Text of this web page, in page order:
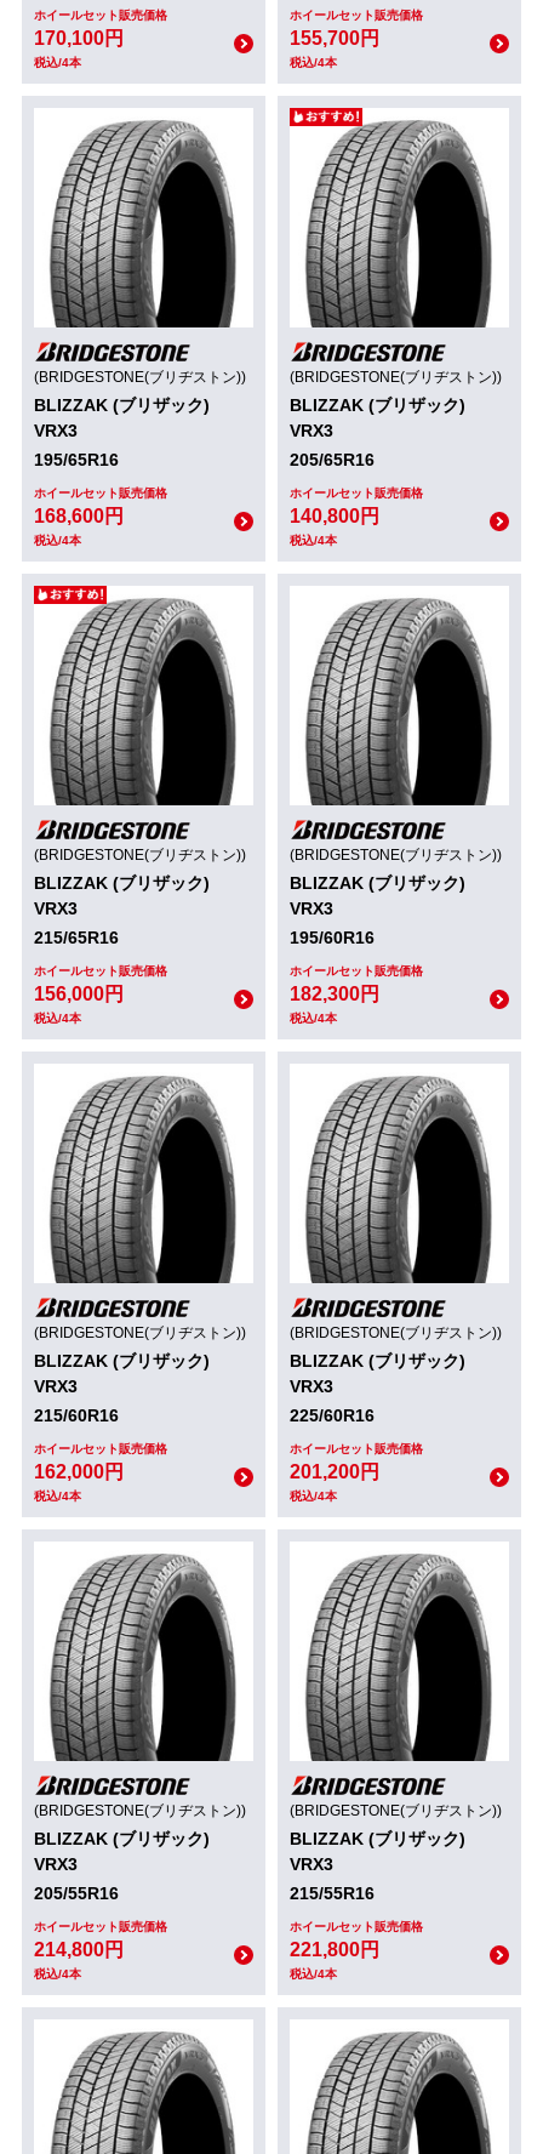
ホイールセット販売価格
170,100円
税込/4本
ホイールセット販売価格
155,700円
税込/4本
(BRIDGESTONE(ブリヂストン))
BLIZZAK (ブリザック)
VRX3
195/65R16
ホイールセット販売価格
168,600円
税込/4本
(BRIDGESTONE(ブリヂストン))
BLIZZAK (ブリザック)
VRX3
205/65R16
ホイールセット販売価格
140,800円
税込/4本
(BRIDGESTONE(ブリヂストン))
BLIZZAK (ブリザック)
VRX3
215/65R16
ホイールセット販売価格
156,000円
税込/4本
(BRIDGESTONE(ブリヂストン))
BLIZZAK (ブリザック)
VRX3
195/60R16
ホイールセット販売価格
182,300円
税込/4本
(BRIDGESTONE(ブリヂストン))
BLIZZAK (ブリザック)
VRX3
215/60R16
ホイールセット販売価格
162,000円
税込/4本
(BRIDGESTONE(ブリヂストン))
BLIZZAK (ブリザック)
VRX3
225/60R16
ホイールセット販売価格
201,200円
税込/4本
(BRIDGESTONE(ブリヂストン))
BLIZZAK (ブリザック)
VRX3
205/55R16
ホイールセット販売価格
214,800円
税込/4本
(BRIDGESTONE(ブリヂストン))
BLIZZAK (ブリザック)
VRX3
215/55R16
ホイールセット販売価格
221,800円
税込/4本